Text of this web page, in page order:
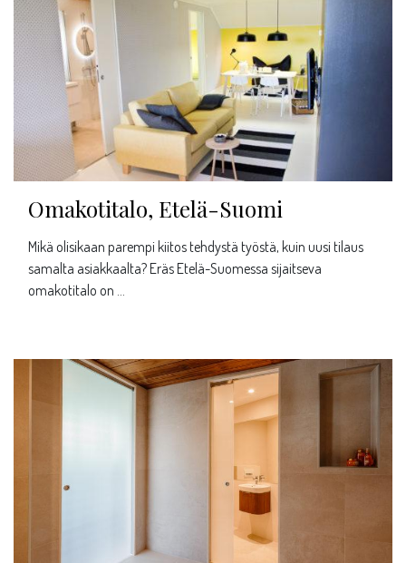
Omakotitalo, Etelä-Suomi
Mikä olisikaan parempi kiitos tehdystä työstä, kuin uusi tilaus
samalta asiakkaalta? Eräs Etelä-Suomessa sijaitseva
omakotitalo on …